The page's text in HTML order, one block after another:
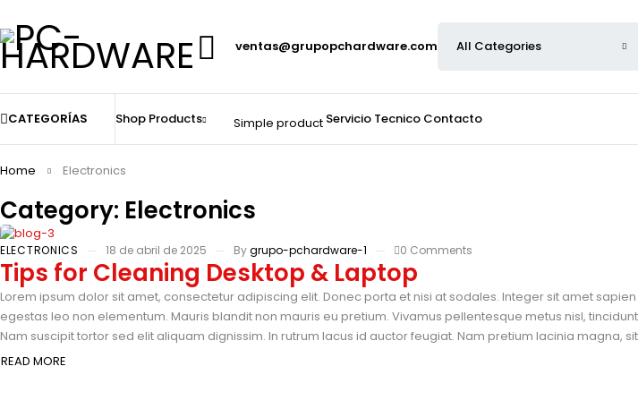
ventas@grupopchardware.com
CATEGORÍAS Shop Products Simple product Servicio Tecnico Contacto
Category: Electronics
Home Electronics
ELECTRONICS 18 de abril de 2025 Bygrupo-pchardware-1 0 Comments
Tips for Cleaning Desktop & Laptop
Lorem ipsum dolor sit amet, consectetur adipiscing elit. Donec porta et nisi at sodales. Integer sit amet
egestas leo non elementum. Mauris blandit non mauris eu pretium. Vivamus pellentesque metus nisl,
Nam suscipit tortor sed elit aliquam dignissim. In rutrum lacus id auctor feugiat. Nam pretium lacinia
READ MORE